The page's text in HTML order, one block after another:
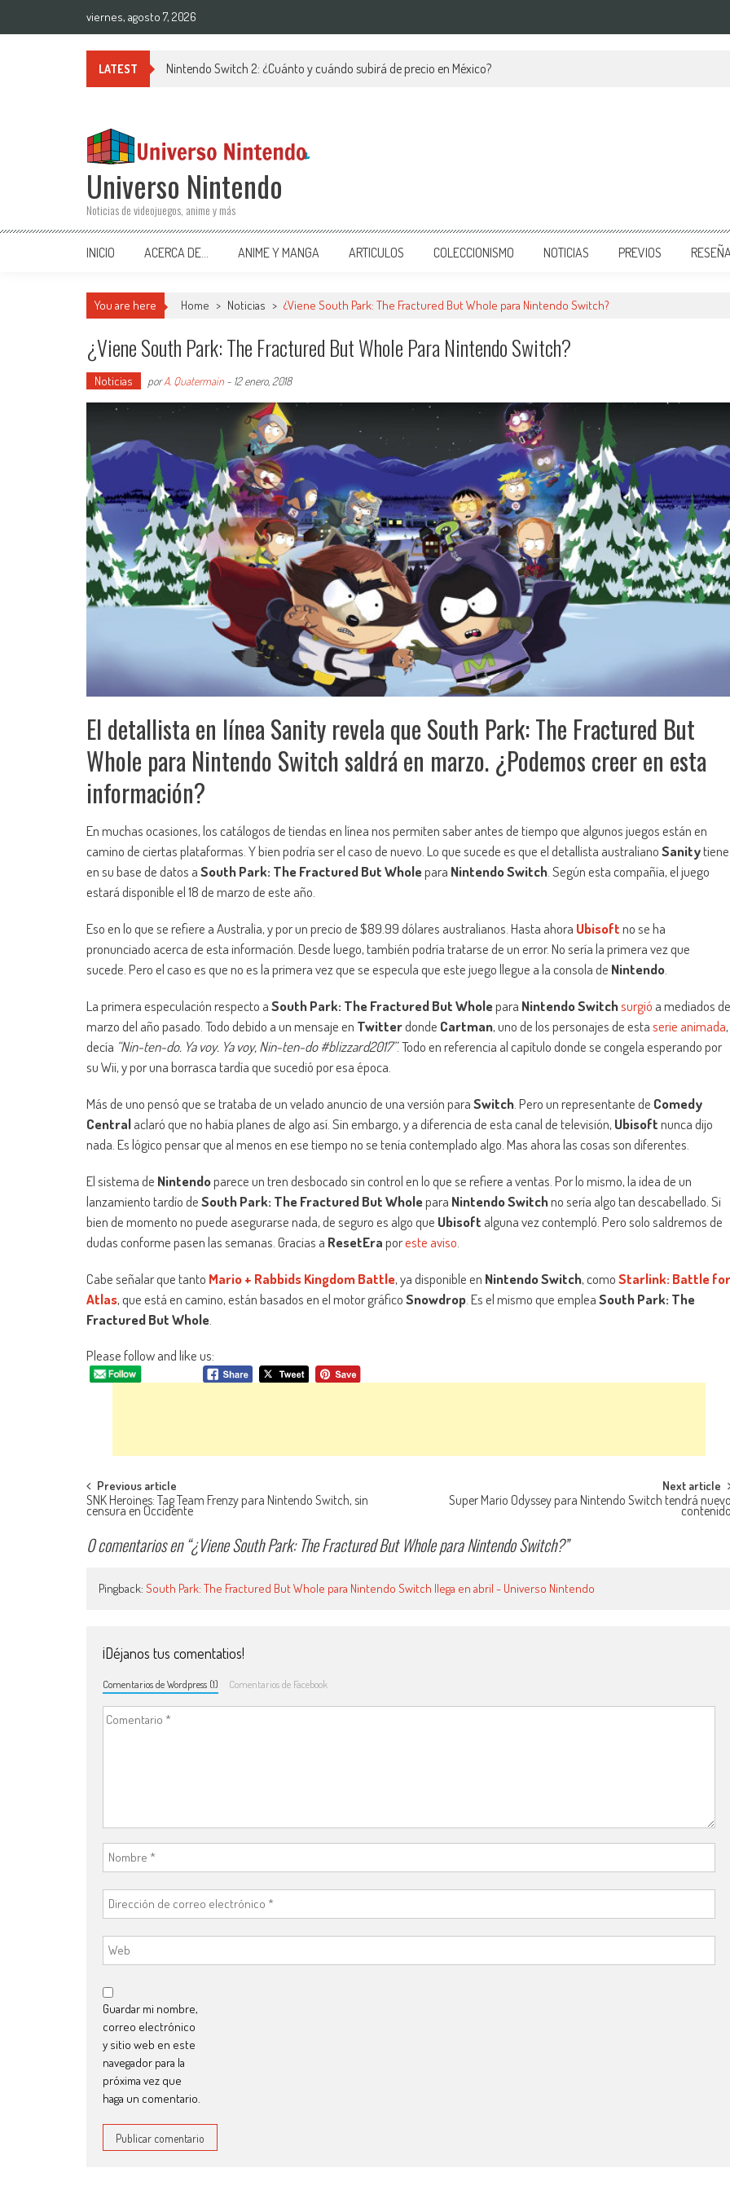
viernes, agosto 7, 2026
LATEST Nintendo Switch 2: ¿Cuánto y cuándo subirá de precio en México?
Universo Nintendo
Noticias de videojuegos, anime y más
INICIO ACERCA DE… ANIME Y MANGA ARTICULOS COLECCIONISMO NOTICIAS PREVIOS
You are here Home > Noticias > ¿Viene South Park: The Fractured But Whole para Nintendo Switch?
¿Viene South Park: The Fractured But Whole Para Nintendo Switch?
Noticias porA. Quatermain - 12 enero, 2018
El detallista en línea Sanity revela que South Park: The Fractured But
Whole para Nintendo Switch saldrá en marzo. ¿Podemos creer en esta
información?
En muchas ocasiones, los catálogos de tiendas en línea nos permiten saber antes de tiempo que algunos juegos están en
camino de ciertas plataformas. Y bien podría ser el caso de nuevo. Lo que sucede es que el detallista australianoSanitytiene
en su base de datos aSouth Park: The Fractured But Wholepara Nintendo Switch. Según esta compañía, el juego
estará disponible el 18 de marzo de este año.
Eso en lo que se refiere a Australia, y por un precio de $89.99 dólares australianos. Hasta ahora Ubisoftno se ha
pronunciado acerca de esta información. Desde luego, también podría tratarse de un error. No sería la primera vez que
sucede. Pero el caso es que no es la primera vez que se especula que este juego llegue a la consola de Nintendo.
La primera especulación respecto aSouth Park: The Fractured But Wholepara Nintendo Switchsurgió a mediados de
marzo del año pasado. Todo debido a un mensaje en Twitterdonde Cartman, uno de los personajes de estaserie animada,
decía “Nin-ten-do. Ya voy. Ya voy, Nin-ten-do #blizzard2017”. Todo en referencia al capítulo donde se congela esperando por
su Wii, y por una borrasca tardía que sucedió por esa época.
Más de uno pensó que se trataba de un velado anuncio de una versión paraSwitch. Pero un representante de Comedy
Centralaclaró que no había planes de algo así. Sin embargo, y a diferencia de esta canal de televisión, Ubisoftnunca dijo
nada. Es lógico pensar que al menos en ese tiempo no se tenía contemplado algo. Mas ahora las cosas son diferentes.
El sistema de Nintendoparece un tren desbocado sin control en lo que se refiere a ventas. Por lo mismo, la idea de un
lanzamiento tardío deSouth Park: The Fractured But Wholepara Nintendo Switchno sería algo tan descabellado. Si
bien de momento no puede asegurarse nada, de seguro es algo que Ubisoft alguna vez contempló. Pero solo saldremos de
dudas conforme pasen las semanas. Gracias a ResetEraporeste aviso.
Cabe señalar que tanto Mario + Rabbids Kingdom Battle, ya disponible en Nintendo Switch, comoStarlink: Battle for
Atlas, que está en camino, están basados en el motor gráficoSnowdrop. Es el mismo que empleaSouth Park: The
Fractured But Whole.
Please follow and like us:
Navegación de entradas
Previous article
SNK Heroines: Tag Team Frenzy para Nintendo Switch, sin
censura en Occidente
Next article
Super Mario Odyssey para Nintendo Switch tendrá
0 comentarios en “¿Viene South Park: The Fractured But Whole para Nintendo Switch?”
Pingback: South Park: The Fractured But Whole para Nintendo Switch llega en abril - Universo Nintendo
¡Déjanos tus comentatios!
Comentarios de Wordpress (1) Comentarios de Facebook
Guardar mi nombre,
correo electrónico
y sitio web en este
navegador para la
próxima vez que
haga un comentario.